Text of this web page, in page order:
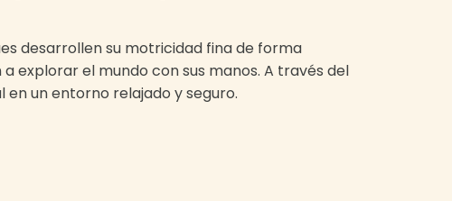
desarrollen su motricidad fina de forma
explorar el mundo con sus manos. A través del
un entorno relajado y seguro.